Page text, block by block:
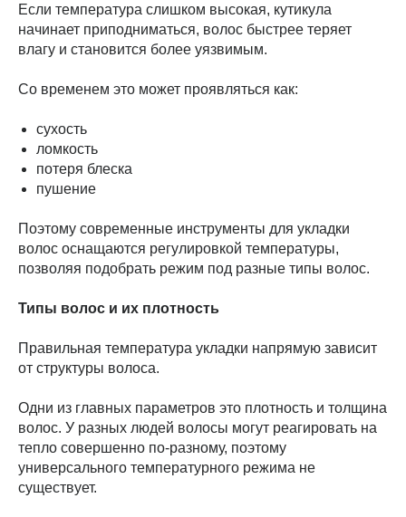
Если температура слишком высокая, кутикула
начинает приподниматься, волос быстрее теряет
влагу и становится более уязвимым.
Со временем это может проявляться как:
сухость
ломкость
потеря блеска
пушение
Поэтому современные инструменты для укладки
волос оснащаются регулировкой температуры,
позволяя подобрать режим под разные типы волос.
Типы волос и их плотность
Правильная температура укладки напрямую зависит
от структуры волоса.
Одни из главных параметров это плотность и толщина
волос. У разных людей волосы могут реагировать на
тепло совершенно по-разному, поэтому
универсального температурного режима не
существует.